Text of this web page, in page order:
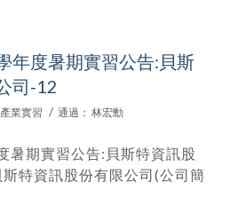
年度暑期實習公告:貝斯
司-12
產業實習 / 通過： 林宏勳
暑期實習公告:貝斯特資訊股
特資訊股份有限公司(公司簡